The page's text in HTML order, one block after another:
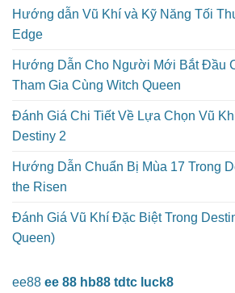
Hướng dẫn Vũ Khí và Kỹ Năng Tối
Edge
Hướng Dẫn Cho Người Mới Bắt Đầu
Tham Gia Cùng Witch Queen
Đánh Giá Chi Tiết Về Lựa Chọn Vũ
Destiny 2
Hướng Dẫn Chuẩn Bị Mùa 17 Trong
the Risen
Đánh Giá Vũ Khí Đặc Biệt Trong
Queen)
ee88 ee 88 hb88 tdtc luck8